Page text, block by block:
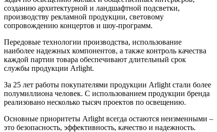
созданию архитектурной и ландшафтной подсветки,
производству рекламной продукции, световому
сопровождению концертов и шоу-программ.
Передовые технологии производства, использование
наиболее надежных компонентов, а также контроль качества
каждой партии товара обеспечивают длительный срок
службы продукции Arlight.
За 25 лет работы покупателями продукции Arlight стали более
полумиллиона человек. С использованием продукции бренда
реализовано несколько тысяч проектов по освещению.
Основные приоритеты Arlight всегда остаются неизменными –
это безопасность, эффективность, качество и надежность.